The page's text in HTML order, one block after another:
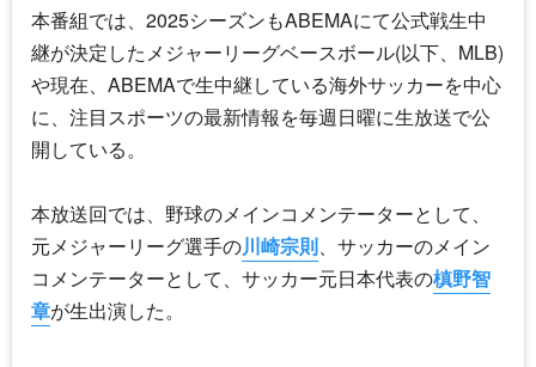
本番組では、2025シーズンもABEMAにて公式戦生中
継が決定したメジャーリーグベースボール(以下、MLB)
や現在、ABEMAで生中継している海外サッカーを中心
に、注目スポーツの最新情報を毎週日曜に生放送で公
開している。
本放送回では、野球のメインコメンテーターとして、
元メジャーリーグ選手の川崎宗則、サッカーのメイン
コメンテーターとして、サッカー元日本代表の槙野智
章が生出演した。